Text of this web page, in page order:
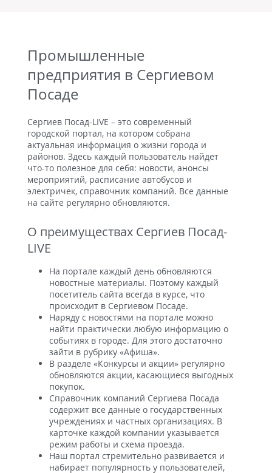
Промышленные
предприятия в Сергиевом
Посаде
Сергиев Посад-LIVE – это современный
городской портал, на котором собрана
актуальная информация о жизни города и
районов. Здесь каждый пользователь найдет
что-то полезное для себя: новости, анонсы
мероприятий, расписание автобусов и
электричек, справочник компаний. Все данные
на сайте регулярно обновляются.
О преимуществах Сергиев Посад-
LIVE
На портале каждый день обновляются
новостные материалы. Поэтому каждый
посетитель сайта всегда в курсе, что
происходит в Сергиевом Посаде.
Наряду с новостями на портале можно
найти практически любую информацию о
событиях в городе. Для этого достаточно
зайти в рубрику «Афиша».
В разделе «Конкурсы и акции» регулярно
обновляются акции, касающиеся выгодных
покупок.
Справочник компаний Сергиева Посада
содержит все данные о государственных
учреждениях и частных организациях. В
карточке каждой компании указывается
режим работы и схема проезда.
Наш портал стремительно развивается и
набирает популярность у пользователей,